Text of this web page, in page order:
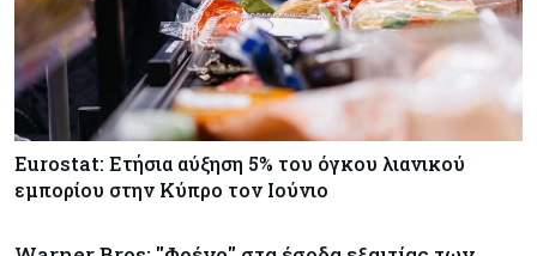
Eurostat: Ετήσια αύξηση 5% του όγκου λιανικού
εμπορίου στην Κύπρο τον Ιούνιο